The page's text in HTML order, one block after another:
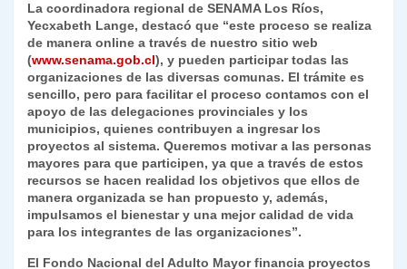
La coordinadora regional de SENAMA Los Ríos,
Yecxabeth Lange, destacó que “este proceso se realiza
de manera online a través de nuestro sitio web
(www.senama.gob.cl), y pueden participar todas las
organizaciones de las diversas comunas. El trámite es
sencillo, pero para facilitar el proceso contamos con el
apoyo de las delegaciones provinciales y los
municipios, quienes contribuyen a ingresar los
proyectos al sistema. Queremos motivar a las personas
mayores para que participen, ya que a través de estos
recursos se hacen realidad los objetivos que ellos de
manera organizada se han propuesto y, además,
impulsamos el bienestar y una mejor calidad de vida
para los integrantes de las organizaciones”.
El Fondo Nacional del Adulto Mayor financia proyectos